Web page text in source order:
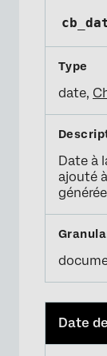
date,
Date à
ajouté
Date